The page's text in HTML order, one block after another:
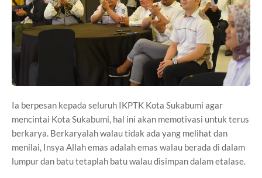
Ia berpesan kepada seluruh IKPTK Kota Sukabumi agar
mencintai Kota Sukabumi, hal ini akan memotivasi untuk terus
berkarya. Berkaryalah walau tidak ada yang melihat dan
menilai, Insya Allah emas adalah emas walau berada di dalam
lumpur dan batu tetaplah batu walau disimpan dalam etalase.